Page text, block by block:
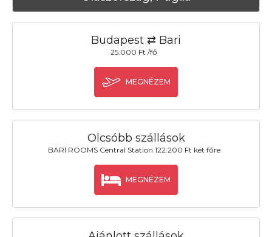
Budapest ⇄ Bari
25.000 Ft /fő
MEGNÉZEM
Olcsóbb szállások
BARI ROOMS Central Station 122.200 Ft két főre
MEGNÉZEM